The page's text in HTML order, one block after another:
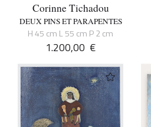
Corinne Tichadou
DEUX PINS ET PARAPENTES
H 45 cm L 55 cm P 2 cm
1.200,00 €